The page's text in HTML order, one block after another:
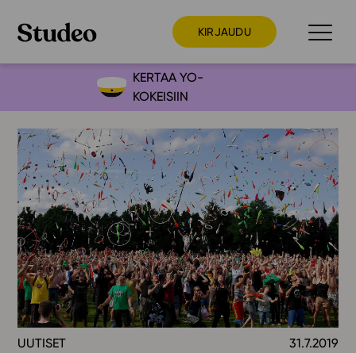
KIRJAUDU
Preppaaja
Opettaja
Opiskelija
Huoltaja
Kokeilutarjous
Ainstain
Alakoulu
Yläkoulu
Lukio
KERTAA YO-
KOKEISIIN
UUTISET 31.7.2019